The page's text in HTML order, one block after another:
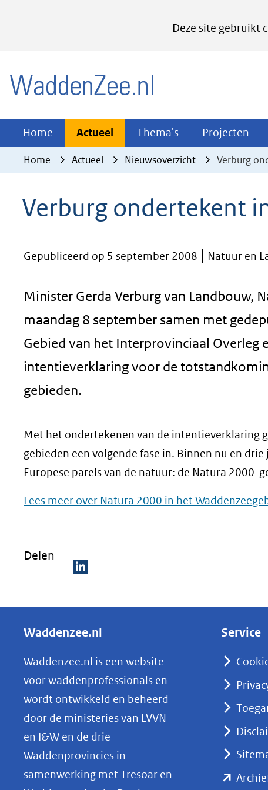
Deze site gebruikt
het
cookies
website
worden
Home Actueel Actueel
Uitklappen
Thema's Thema's
Uitklappen
Projecten
Home Actueel Nieuwsoverzicht Verburg
Verburg ondertekent
Gepubliceerd op 5 september 2008 Natuur en
Minister Gerda Verburg van Landbouw,
maandag 8 september samen met
Gebied van het Interprovinciaal Overleg
intentieverklaring voor de
gebieden.
Met het ondertekenen van de intentieverklaring
gebieden een volgende fase in. Binnen nu en
Europese parels van de natuur: de Natura 2000-
Lees meer over Natura 2000 in het
Delen
e
e
n
o
p
L
k
e
Waddenzee.nl
Waddenzee.nl is een website
voor waddenprofessionals en
wordt ontwikkeld en beheerd
door de ministeries van LVVN
en I&W en de drie
Waddenprovincies in
samenwerking met Tresoar en
Service